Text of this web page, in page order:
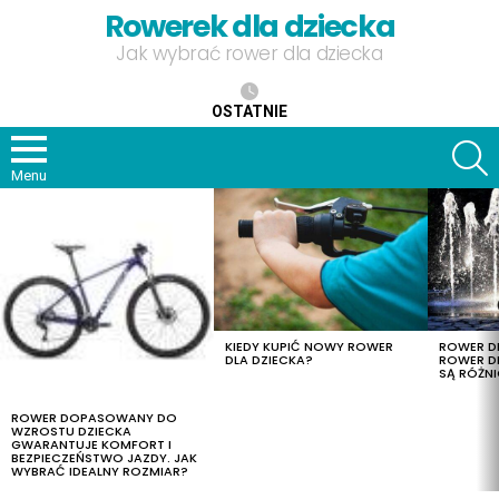
Rowerek dla dziecka
Jak wybrać rower dla dziecka
OSTATNIE
Menu
ROWER DOPASOWANY DO
WZROSTU DZIECKA
GWARANTUJE KOMFORT I
BEZPIECZEŃSTWO JAZDY. JAK
WYBRAĆ IDEALNY ROZMIAR?
KIEDY KUPIĆ NOWY ROWER
DLA DZIECKA?
ROWER
ROWER
SĄ